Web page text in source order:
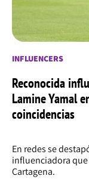
INFLUENCERS
Reconocida
Lamine Yamal
coincidencias
En redes se
influenciadora que
Cartagena.